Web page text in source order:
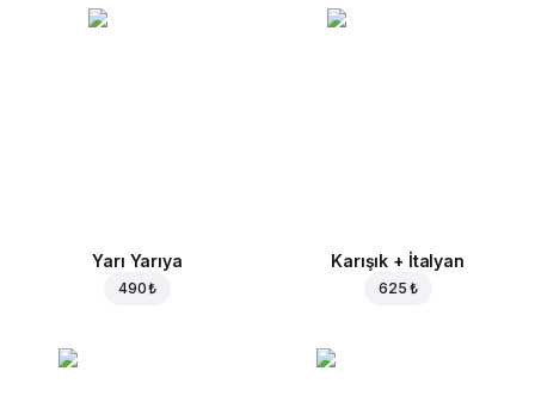
Yarı Yarıya
490 ₺
Karışık + İtalyan
625 ₺